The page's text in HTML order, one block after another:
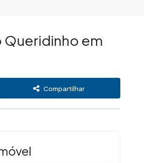
Queridinho em
Compartilhar